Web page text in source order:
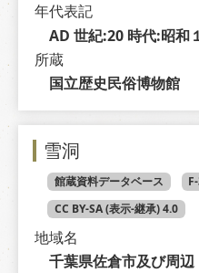
年代表記
AD 世紀:20 時代:昭和
所蔵
国立歴史民俗博物館
雪洞
館蔵資料データベース
CC BY-SA (表示-継承) 4.0
地域名
千葉県佐倉市及び周辺